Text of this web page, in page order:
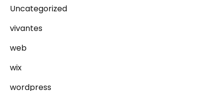
Uncategorized
vivantes
web
wix
wordpress